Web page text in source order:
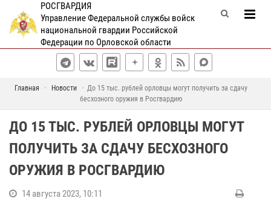
РОСГВАРДИЯ
Управление Федеральной службы войск
национальной гвардии Российской
Федерации по Орловской области
Главная Новости
До 15 тыс. рублей орловцы могут получить за сдачу
бесхозного оружия в Росгвардию
ДО 15 ТЫС. РУБЛЕЙ ОРЛОВЦЫ МОГУТ
ПОЛУЧИТЬ ЗА СДАЧУ БЕСХОЗНОГО
ОРУЖИЯ В РОСГВАРДИЮ
14 августа 2023, 10:11